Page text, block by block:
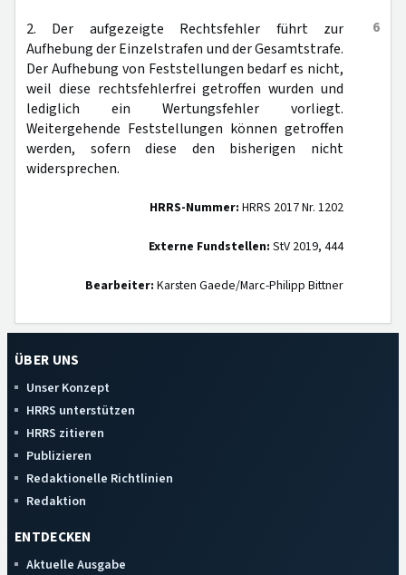
6
2. Der aufgezeigte Rechtsfehler führt zur
Aufhebung der Einzelstrafen und der Gesamtstrafe.
Der Aufhebung von Feststellungen bedarf es nicht,
weil diese rechtsfehlerfrei getroffen wurden und
lediglich ein Wertungsfehler vorliegt.
Weitergehende Feststellungen können getroffen
werden, sofern diese den bisherigen nicht
widersprechen.
HRRS-Nummer: HRRS 2017 Nr. 1202
Externe Fundstellen: StV 2019, 444
Bearbeiter: Karsten Gaede/Marc-Philipp Bittner
ÜBER UNS
Unser Konzept
HRRS unterstützen
HRRS zitieren
Publizieren
Redaktionelle Richtlinien
Redaktion
ENTDECKEN
Aktuelle Ausgabe